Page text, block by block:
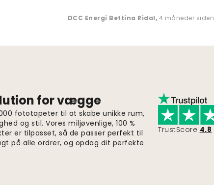
DCC Energi Bettina Ridal, 4 måneder siden
for vægge
fototapeter til at skabe unikke rum,
og stil. Vores miljøvenlige, 100 %
er tilpasset, så de passer perfekt til
på alle ordrer, og opdag dit perfekte
TrustScore 4.8